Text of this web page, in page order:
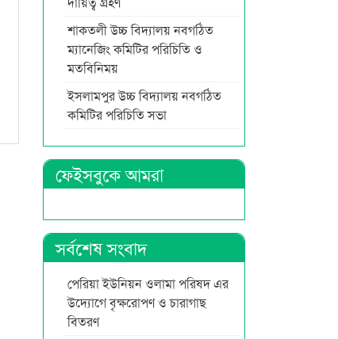
শাকতলী উচ্চ বিদ্যালয় নবগঠিত
ম্যানেজিং কমিটির পরিচিতি ও
মতবিনিময়
ইসলামপুর উচ্চ বিদ্যালয় নবগঠিত
কমিটির পরিচিতি সভা
ফেইসবুকে আমরা
সর্বশেষ সংবাদ
পেরিয়া ইউনিয়ন ওলামা পরিষদ এর
উদ্যোগে বৃক্ষরোপণ ও চারাগাছ
বিতরণ